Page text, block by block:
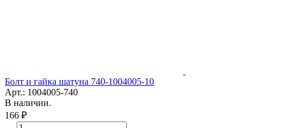
Болт и гайка шатуна 740-1004005-10
Арт.: 1004005-740
В наличии.
166 ₽